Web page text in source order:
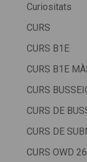
Curiositats
CURS
CURS B1E
CURS B1E
CURS
CURS DE
CURS DE
CURS OWD